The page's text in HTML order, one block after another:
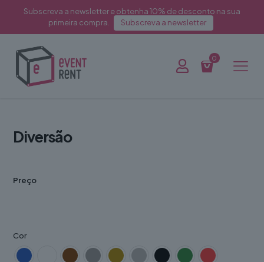
Subscreva a newsletter e obtenha 10% de desconto na sua
primeira compra.
Subscreva a newsletter
0
Diversão
Preço
Cor